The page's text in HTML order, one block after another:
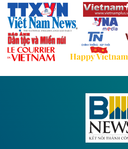
Thái Nguyên và các tỉnh trung
với hệ thống cửa khẩu quốc tế
Theo baodautu.vn
Đề xuất đầu tư 11.500 tỷ
tốc CT.11 qua Ninh Bình
Đông A dài khoảng 25,1 km
lực phát triển kinh tế - xã hội